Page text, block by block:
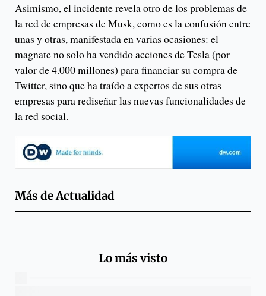
Asimismo, el incidente revela otro de los problemas de
la red de empresas de Musk, como es la confusión entre
unas y otras, manifestada en varias ocasiones: el
magnate no solo ha vendido acciones de Tesla (por
valor de 4.000 millones) para financiar su compra de
Twitter, sino que ha traído a expertos de sus otras
empresas para rediseñar las nuevas funcionalidades de
la red social.
Más deActualidad
Lo más visto